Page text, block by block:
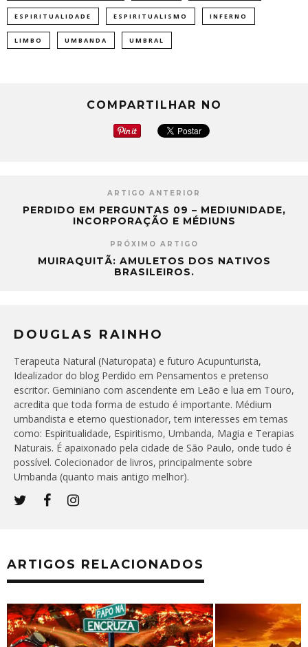
ESPIRITUALIDADE ESPIRITUALISMO INFERNO
LIMBO UMBANDA UMBRAL
COMPARTILHAR NO
ARTIGO ANTERIOR
PERDIDO EM PERGUNTAS 09 – MEDIUNIDADE,
INCORPORAÇÃO E MÉDIUNS
PRÓXIMO ARTIGO
MUIRAQUITÃ: AMULETOS DOS NATIVOS
BRASILEIROS.
DOUGLAS RAINHO
Terapeuta Natural (Naturopata) e futuro Acupunturista,
Idealizador do blog Perdido em Pensamentos e pretenso
escritor. Geminiano com ascendente em Leão e lua em Touro,
acredita que toda forma de estudo é importante. Médium
umbandista e eterno questionador, tem interesses em temas
como: Espiritualidade, Espiritismo, Umbanda, Magia e Terapias
Naturais. É apaixonado pela cidade de São Paulo, onde tudo é
possível. Colecionador de livros, principalmente sobre
Umbanda (quanto mais antigo melhor).
ARTIGOS RELACIONADOS